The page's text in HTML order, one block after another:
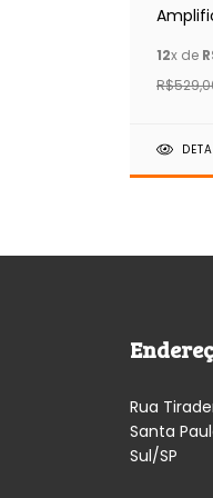
12x de
Rua
Santa
Sul/SP